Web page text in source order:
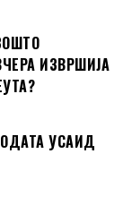
ИЗВРШИЈА
УСАИД